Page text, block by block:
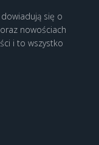
się o
nowościach
i to wszystko